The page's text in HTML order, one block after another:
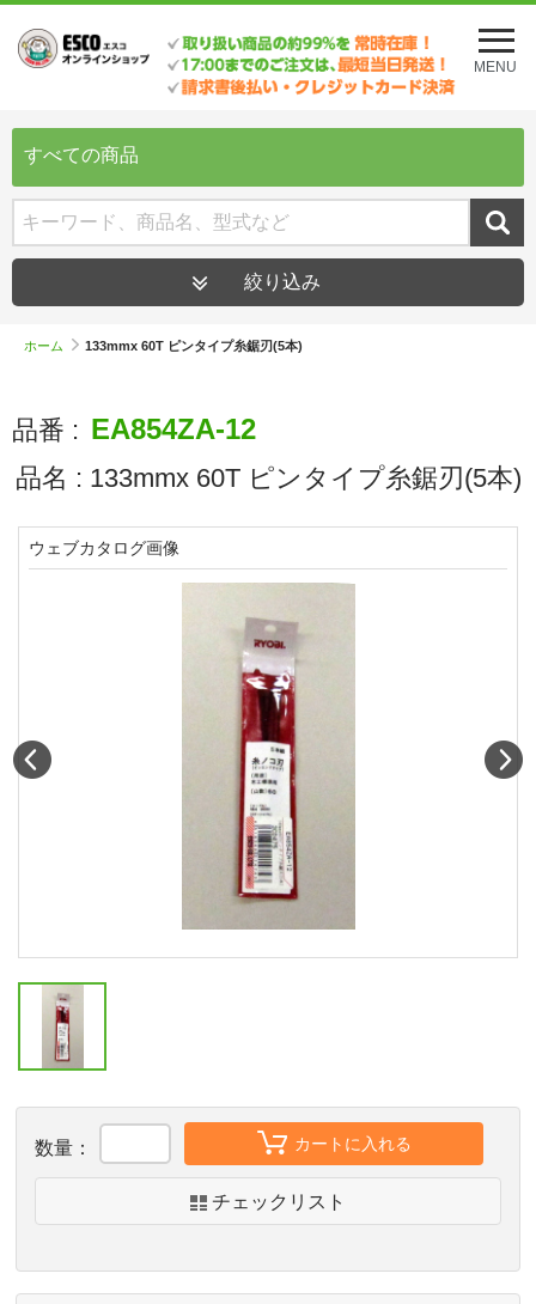
メ
ニ
ュ
を
MENU
すべての商品
絞り込み
ホーム 133mmx 60T ピンタイプ糸鋸刃(5本)
品番 : EA854ZA-12
品名 : 133mmx 60T ピンタイプ糸鋸刃(5本)
数量： カートに入れる
チェックリスト
ウェブカタログ画像